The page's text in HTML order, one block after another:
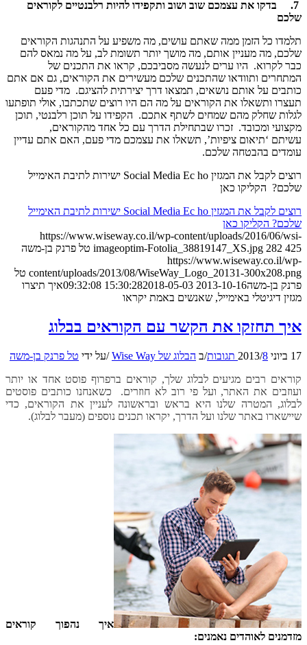
7.
בדקו את עצמכם שוב ושוב ותקפידו להיות רלבנטיים לקוראים
שלכם
תלמדו כל הזמן ממה שאתם עושים, מה משפיע על התנהגות הקוראים
שלכם, מה מעניין אותם, מה מושך יותר תשומת לב, על מה נמאס להם
כבר לקרוא. היו ערים לנעשה מסביבכם, קראו את התכנים של
המתחרים ותוודאו שהתכנים שלכם מעשירים את הקוראים, גם אם אתם
כותבים על אותם נושאים, תמצאו דרך יצירתית להציגם. מדי פעם
תעצרו ותשאלו את הקוראים על מה הם היו רוצים שתכתבו, אולי תופתעו
לגלות שחלק מהם שמחים לשתף אתכם. הקפידו על תוכן רלבנטי, תוכן
מקצועי ומכובד. זכרו שבתחילת הדרך עם כל אחד מהקוראים,
עשיתם ‘תיאום ציפיות’, תשאלו את עצמכם מדי פעם, האם אתם עדיין
עומדים בהבטחה שלכם.
רוצים לקבל את המגזין Social Media Ec ho ישירות לתיבת האימייל
שלכם? הקליקו כאן
רוצים לקבל את המגזין Social Media Ec ho ישירות לתיבת האימייל
שלכם? הקליקו כאן
https://www.wiseway.co.il/wp-content/uploads/2016/06/wsi-
imageoptim-Fotolia_38819147_XS.jpg 282 425
טל פרנק בן-משה
https://www.wiseway.co.il/wp-
content/uploads/2013/08/WiseWay_Logo_20131-300x208.png טל
פרנק בן-משה2013-10-16 15:30:28
2018-05-03 09:32:08
איך תיצרו
מגזין דיגיטלי באימייל, שאנשים באמת יקראו
איך תחזקו את הקשר עם הקוראים בבלוג
17 ביוני 2013 /8 תגובות /ב הבלוג של Wise Way /על ידי טל פרנק בן-משה
קוראים רבים מגיעים לבלוג שלך, קוראים ברפרוף פוסט אחד או יותר
ועוזבים את האתר, ועל פי רוב לא חוזרים. כשאנחנו כותבים פוסטים
לבלוג, המטרה שלנו היא בראש ובראשונה לעניין את הקוראים, כדי
שיישארו באתר שלנו ועל הדרך, יקראו תכנים נוספים (מעבר לבלוג).
איך נהפוך קוראים
מזדמנים לאוהדים נאמנים: